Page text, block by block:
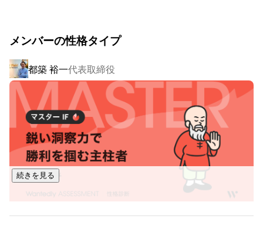
〇エデュケーション事業〇
全国の保育園に向けて、保育士資格取得スクールを運営。オ
ンラインの授業でありながら、厚生労働省にスクーリング
（通学）とみなされている国内唯一のスクール。全国の自治
体と連携しながら、地域の保育士不足解消に貢献していま
す。
〇マーケティング支援事業〇
・自社のマーケティング
・保育園と幼稚園のためのマーケティング
私たちは、採用活動を単なる採用業務ではなく、「未来の保
メンバーの性格タイプ
都築 裕一代表取締役
続きを見る